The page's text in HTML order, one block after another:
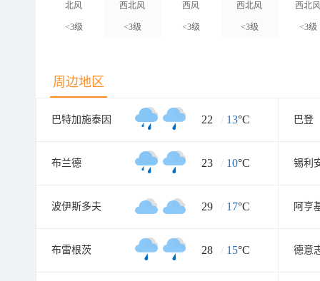
北风
<3级
西北风
<3级
西风
<3级
西北风
<3级
西北
<3级
周边地区
巴特加施泰因 22 / 13°C 巴登
布兰德 23 / 10°C 锡利
波伊斯多夫 29 / 17°C 阿亨
布雷根茨 28 / 15°C 德意